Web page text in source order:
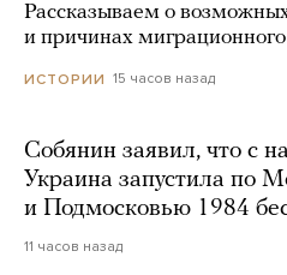
Рассказываем о
и причинах
ИСТОРИИ 15 часов назад
Собянин заявил, что с
Украина запустила по
и Подмосковью 1984
11 часов назад